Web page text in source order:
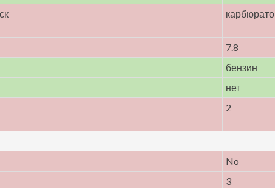
7.8
бензин
нет
2
No
3